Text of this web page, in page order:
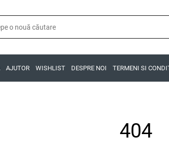
AJUTOR WISHLIST DESPRE NOI TERMENI SI
404